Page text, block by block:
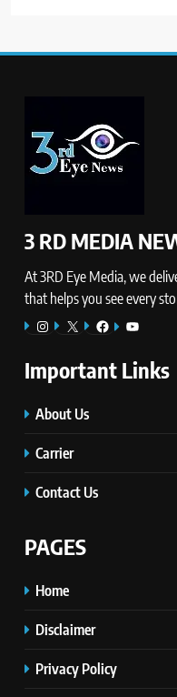
3 RD MEDIA
At 3RD Eye Media, we
that helps you see every
Instagram
X Facebook
YouTube
Important Links
About Us
Carrier
Contact Us
PAGES
Home
Disclaimer
Privacy Policy